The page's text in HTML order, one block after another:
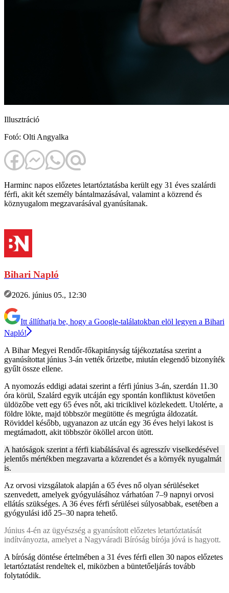
Illusztráció
Fotó: Olti Angyalka
Harminc napos előzetes letartóztatásba került egy 31 éves szalárdi
férfi, akit két személy bántalmazásával, valamint a közrend és
köznyugalom megzavarásával gyanúsítanak.
Bihari Napló
2026. június 05., 12:30
Itt állíthatja be, hogy a Google-találatokban elöl legyen a Bihari
Napló!
A Bihar Megyei Rendőr-főkapitányság tájékoztatása szerint a
gyanúsítottat június 3-án vették őrizetbe, miután elegendő bizonyíték
gyűlt össze ellene.
A nyomozás eddigi adatai szerint a férfi június 3-án, szerdán 11.30
óra körül, Szalárd egyik utcáján egy spontán konfliktust követően
üldözőbe vett egy 65 éves nőt, aki triciklivel közlekedett. Utolérte, a
földre lökte, majd többször megütötte és megrúgta áldozatát.
Röviddel később, ugyanazon az utcán egy 36 éves helyi lakost is
megtámadott, akit többször ököllel arcon ütött.
A hatóságok szerint a férfi kiabálásával és agresszív viselkedésével
jelentős mértékben megzavarta a közrendet és a környék nyugalmát
is.
Az orvosi vizsgálatok alapján a 65 éves nő olyan sérüléseket
szenvedett, amelyek gyógyulásához várhatóan 7–9 napnyi orvosi
ellátás szükséges. A 36 éves férfi sérülései súlyosabbak, esetében a
gyógyulási idő 25–30 napra tehető.
Június 4-én az ügyészség a gyanúsított előzetes letartóztatását
indítványozta, amelyet a Nagyváradi Bíróság bírója jóvá is hagyott.
A bíróság döntése értelmében a 31 éves férfi ellen 30 napos előzetes
letartóztatást rendeltek el, miközben a büntetőeljárás tovább
folytatódik.